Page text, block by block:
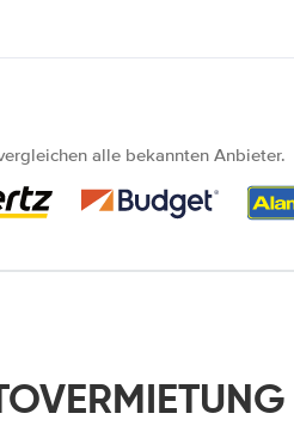
alle bekannten Anbieter.